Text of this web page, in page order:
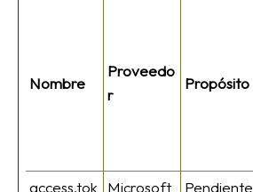
Nombre
Proveedo
r
Propósito
access.tok
Microsoft Pendiente